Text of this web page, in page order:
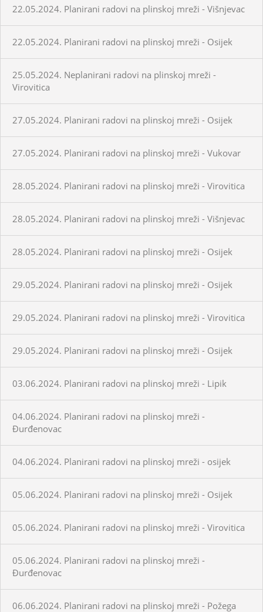
22.05.2024. Planirani radovi na plinskoj mreži - Višnjevac
22.05.2024. Planirani radovi na plinskoj mreži - Osijek
25.05.2024. Neplanirani radovi na plinskoj mreži -
Virovitica
27.05.2024. Planirani radovi na plinskoj mreži - Osijek
27.05.2024. Planirani radovi na plinskoj mreži - Vukovar
28.05.2024. Planirani radovi na plinskoj mreži - Virovitica
28.05.2024. Planirani radovi na plinskoj mreži - Višnjevac
28.05.2024. Planirani radovi na plinskoj mreži - Osijek
29.05.2024. Planirani radovi na plinskoj mreži - Osijek
29.05.2024. Planirani radovi na plinskoj mreži - Virovitica
29.05.2024. Planirani radovi na plinskoj mreži - Osijek
03.06.2024. Planirani radovi na plinskoj mreži - Lipik
04.06.2024. Planirani radovi na plinskoj mreži -
Đurđenovac
04.06.2024. Planirani radovi na plinskoj mreži - osijek
05.06.2024. Planirani radovi na plinskoj mreži - Osijek
05.06.2024. Planirani radovi na plinskoj mreži - Virovitica
05.06.2024. Planirani radovi na plinskoj mreži -
Đurđenovac
06.06.2024. Planirani radovi na plinskoj mreži - Požega